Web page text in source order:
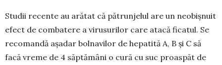
Studii recente au arătat că pătrunjelul are un neo­bișnuit
efect de combatere a virusurilor care atacă fica­tul. Se
recomandă așadar bolnavilor de hepatită A, B și C să
facă vreme de 4 săptămâni o cură cu suc proas­păt de